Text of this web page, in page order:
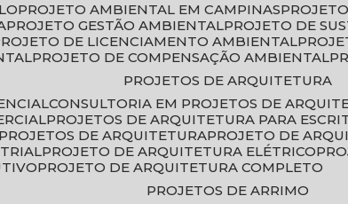
PROJETO AMBIENTAL EM CAMPINAS
PROJETO GESTÃO AMBIENTAL
PROJETO DE
PROJETO DE LICENCIAMENTO AMBIENTAL
PROJETO DE COMPENSAÇÃO AMBIENTAL
PROJETOS DE ARQUITETURA
CONSULTORIA EM PROJETOS DE
PROJETOS DE ARQUITETURA PARA
DE ARQUITETURA
PROJETO DE
PROJETO DE ARQUITETURA ELÉTRICO
PROJETO DE ARQUITETURA COMPLETO
PROJETOS DE ARRIMO